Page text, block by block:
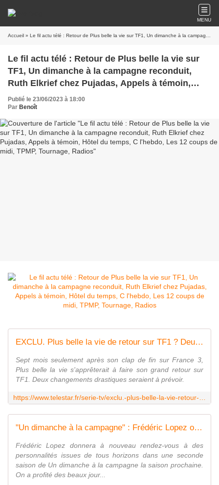
MENU
Accueil » Le fil actu télé : Retour de Plus belle la vie sur TF1, Un dimanche à la campagne reconduit, Ruth Elkrief chez Pujadas, Appels à témoin, Hôtel du temps, C l'hebdo, Les 12 coups de midi, TPMP, Tournage, Radios
Le fil actu télé : Retour de Plus belle la vie sur
TF1, Un dimanche à la campagne reconduit,
Ruth Elkrief chez Pujadas, Appels à témoin,
Hôtel du temps, C l'hebdo, Les 12 coups de
midi, TPMP, Tournage, Radios
Publié le 23/06/2023 à 18:00
Par Benoît
EXCLU. Plus belle la vie de retour sur TF1 ? Deux changements majeurs en vue
Sept mois seulement après son clap de fin sur France 3,
Plus belle la vie s'apprêterait à faire son grand retour sur
TF1. Deux changements drastiques seraient à prévoir.
"Un dimanche à la campagne" : Frédéric Lopez officialise une saison 2 et prépare son retour en prime-time sur France 2
Frédéric Lopez donnera à nouveau rendez-vous à des
personnalités issues de tous horizons dans une seconde
saison de Un dimanche à la campagne la saison prochaine.
On a profité des beaux jour...